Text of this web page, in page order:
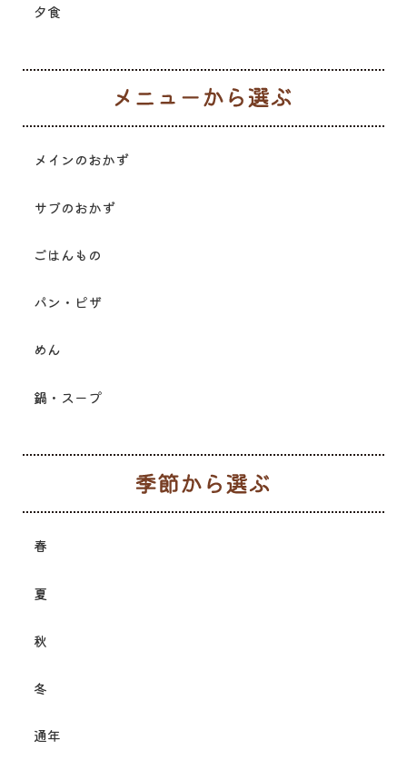
夕食
メインのおかず
サブのおかず
ごはんもの
パン・ピザ
めん
鍋・スープ
春
夏
秋
冬
通年